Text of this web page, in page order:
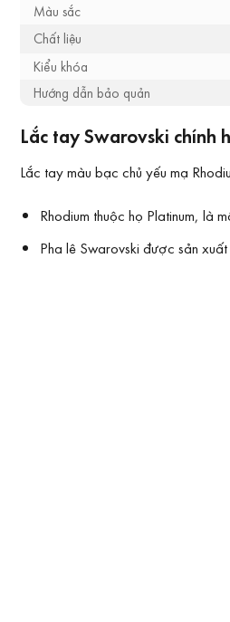
Màu sắc
Chất liệu
Kiểu khóa
Hướng dẫn bảo quản
Lắc tay Swarovski chính
Lắc tay màu bạc chủ yếu mạ
Rhodium thuộc họ Platinum, là
Pha lê Swarovski được sản